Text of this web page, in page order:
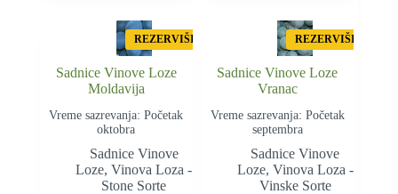
REZERVIŠI
Sadnice Vinove Loze
Moldavija
Vreme sazrevanja: Početak
oktobra
Sadnice Vinove
Loze,Vinova Loza -
Stone Sorte
REZERVIŠI
Sadnice Vinove Loze
Vranac
Vreme sazrevanja: Početak
septembra
Sadnice Vinove
Loze, Vinova Loza -
Vinske Sorte